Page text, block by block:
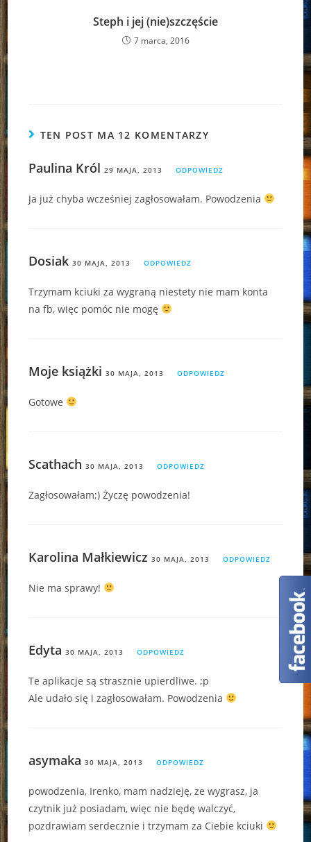
Steph i jej (nie)szczęście
7 marca, 2016
TEN POST MA 12 KOMENTARZY
Paulina Król 29 MAJA, 2013 ODPOWIEDZ
Ja już chyba wcześniej zagłosowałam. Powodzenia
Dosiak 30 MAJA, 2013 ODPOWIEDZ
Trzymam kciuki za wygraną niestety nie mam konta
na fb, więc pomóc nie mogę
Moje książki 30 MAJA, 2013 ODPOWIEDZ
Gotowe
Scathach 30 MAJA, 2013 ODPOWIEDZ
Zagłosowałam;) Życzę powodzenia!
Karolina Małkiewicz 30 MAJA, 2013 ODPOWIEDZ
Nie ma sprawy!
Edyta 30 MAJA, 2013 ODPOWIEDZ
Te aplikacje są strasznie upierdliwe. ;p
Ale udało się i zagłosowałam. Powodzenia
asymaka 30 MAJA, 2013 ODPOWIEDZ
powodzenia, Irenko, mam nadzieję, ze wygrasz, ja
czytnik już posiadam, więc nie będę walczyć,
pozdrawiam serdecznie i trzymam za Ciebie kciuki